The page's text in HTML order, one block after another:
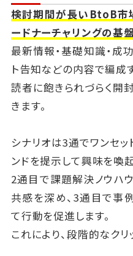
検討期間が長いBtoB市
ードナーチャリングの基
最新情報・基礎知識・成
ト告知などの内容で編成
読者に飽きられづらく開
きます。
シナリオは3通でワンセッ
ンドを提示して興味を喚起
2通目で課題解決ノウハ
共感を深め、3通目で事
て行動を促進します。
これにより、段階的なク